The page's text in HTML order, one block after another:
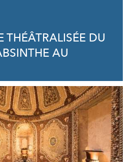
THÉÂTRALISÉE DU
AU